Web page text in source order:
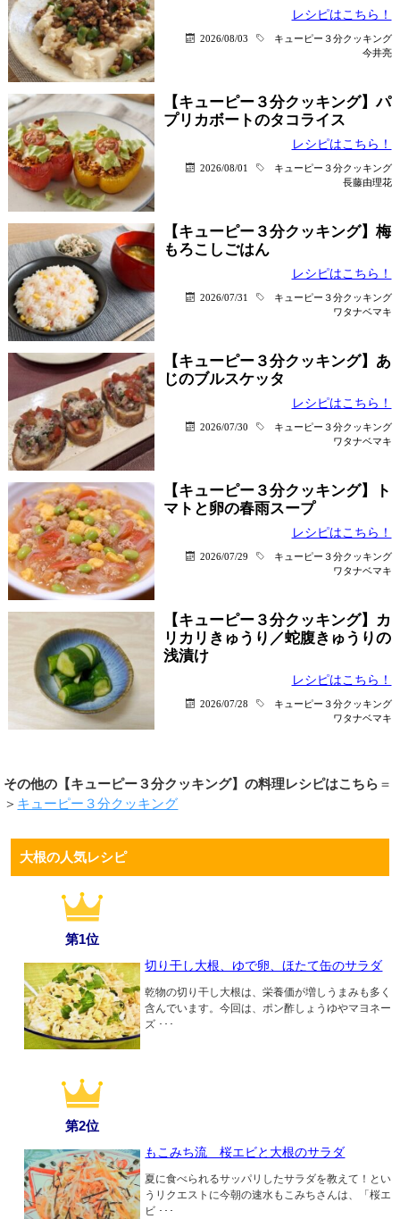
レシピはこちら！
2026/08/03
キューピー３分クッキング
今井亮
【キューピー３分クッキング】パ
プリカボートのタコライス
レシピはこちら！
2026/08/01
キューピー３分クッキング
長藤由理花
【キューピー３分クッキング】梅
もろこしごはん
レシピはこちら！
2026/07/31
キューピー３分クッキング
ワタナベマキ
【キューピー３分クッキング】あ
じのブルスケッタ
レシピはこちら！
2026/07/30
キューピー３分クッキング
ワタナベマキ
【キューピー３分クッキング】ト
マトと卵の春雨スープ
レシピはこちら！
2026/07/29
キューピー３分クッキング
ワタナベマキ
【キューピー３分クッキング】カ
リカリきゅうり／蛇腹きゅうりの
浅漬け
レシピはこちら！
2026/07/28
キューピー３分クッキング
ワタナベマキ
その他の【キューピー３分クッキング】の料理レシピはこちら ＝
＞ キューピー３分クッキング
大根の人気レシピ
第1位
切り干し大根、ゆで卵、ほたて缶のサラダ
乾物の切り干し大根は、栄養価が増しうまみも多く
含んでいます。今回は、ポン酢しょうゆやマヨネー
ズ ･･･
第2位
もこみち流 桜エビと大根のサラダ
夏に食べられるサッパリしたサラダを教えて！とい
うリクエストに今朝の速水もこみちさんは、「桜エ
ビ ･･･